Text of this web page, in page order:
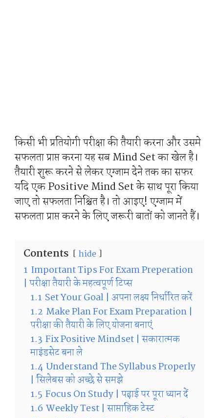
किसी भी प्रतियोगी परीक्षा की तैयारी करना और उसमे
सफलता प्राप्त करना यह सब Mind Set का खेल है।
तैयारी शुरू करने से लेकर एग्जाम देने तक का सफर
यदि एक Positive Mind Set के साथ पूरा किया
जाए तो सफलता निश्चित है। तो आइए! एग्जाम में
सफलता प्राप्त करने के लिए जरूरी बातों को जानते हैं।
Contents hide
1 Important Tips For Exam Preperation
| परीक्षा तैयारी के महत्वपूर्ण टिप्स
1.1 Set Your Goal | अपना लक्ष्य निर्धारित करें
1.2 Make Plan For Exam Preparation |
परीक्षा की तैयारी के लिए योजना बनाएं
1.3 Fix Positive Mindset | सकारात्मक
माइंडसेट बना ले
1.4 Understand The Syllabus Properly
| सिलेबस को अच्छे से समझे
1.5 Focus On Study | पढ़ाई पर पूरा ध्यान दें
1.6 Weekly Test | साप्ताहिक टेस्ट